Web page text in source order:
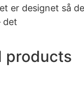
er designet så
det
products